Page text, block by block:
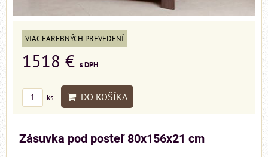
VIAC FAREBNÝCH PREVEDENÍ
1518 € s DPH
ks DO KOŠÍKA
Zásuvka pod posteľ 80x156x21 cm